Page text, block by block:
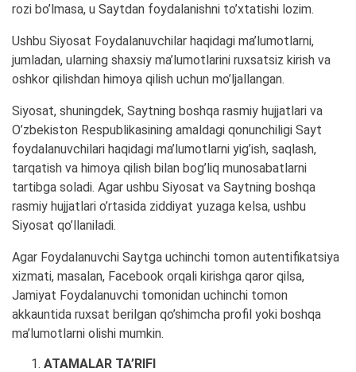
rozi bo’lmasa, u Saytdan foydalanishni to’xtatishi lozim.
Ushbu Siyosat Foydalanuvchilar haqidagi ma’lumotlarni,
jumladan, ularning shaxsiy ma’lumotlarini ruxsatsiz kirish va
oshkor qilishdan himoya qilish uchun mo’ljallangan.
Siyosat, shuningdek, Saytning boshqa rasmiy hujjatlari va
O’zbekiston Respublikasining amaldagi qonunchiligi Sayt
foydalanuvchilari haqidagi ma’lumotlarni yig’ish, saqlash,
tarqatish va himoya qilish bilan bog’liq munosabatlarni
tartibga soladi. Agar ushbu Siyosat va Saytning boshqa
rasmiy hujjatlari o’rtasida ziddiyat yuzaga kelsa, ushbu
Siyosat qo’llaniladi.
Agar Foydalanuvchi Saytga uchinchi tomon autentifikatsiya
xizmati, masalan, Facebook orqali kirishga qaror qilsa,
Jamiyat Foydalanuvchi tomonidan uchinchi tomon
akkauntida ruxsat berilgan qo’shimcha profil yoki boshqa
ma’lumotlarni olishi mumkin.
ATAMALAR TA’RIFI